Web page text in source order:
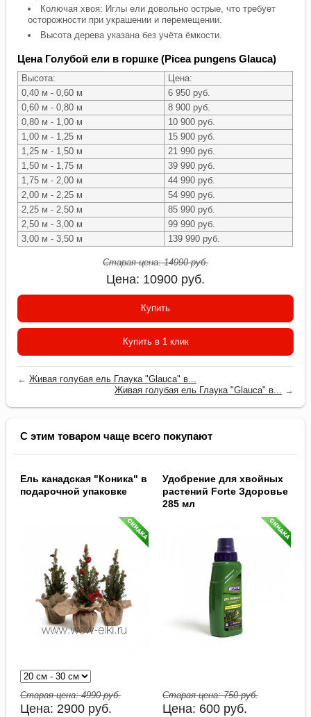
Колючая хвоя: Иглы ели довольно острые, что требует
осторожности при украшении и перемещении.
Высота дерева указана без учёта ёмкости.
Цена Голубой ели в горшке (Picea pungens Glauca)
Высота:
Цена:
0,40 м - 0,60 м
6 950 руб.
0,60 м - 0,80 м
8 900 руб.
0,80 м - 1,00 м
10 900 руб.
1,00 м - 1,25 м
15 900 руб.
1,25 м - 1,50 м
21 990 руб.
1,50 м - 1,75 м
39 990 руб.
1,75 м - 2,00 м
44 990 руб.
2,00 м - 2,25 м
54 990 руб.
2,25 м - 2,50 м
85 990 руб.
2,50 м - 3,00 м
99 990 руб.
3,00 м - 3,50 м
139 990 руб.
Старая цена:14990руб.
Цена: 10900 руб.
Купить
Купить в 1 клик
←Живая голубая ель Глаука "Glauca" в...
Живая голубая ель Глаука "Glauca" в...
→
С этим товаром чаще всего покупают
Ель канадская "Коника" в
подарочной упаковке
Старая цена:4990руб.
Цена: 2900 руб.
Удобрение для хвойных
растений Forte Здоровье
285 мл
Старая цена:750руб.
Цена: 600 руб.